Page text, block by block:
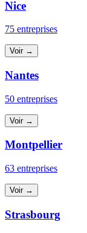
Nice
75 entreprises
Voir →
Nantes
50 entreprises
Voir →
Montpellier
63 entreprises
Voir →
Strasbourg